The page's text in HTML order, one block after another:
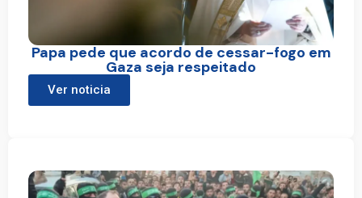
Papa pede que acordo de cessar-fogo em
Gaza seja respeitado
Ver noticia